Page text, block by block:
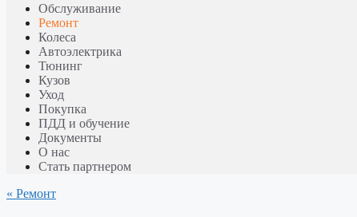
Обслуживание
Ремонт
Колеса
Автоэлектрика
Тюнинг
Кузов
Уход
Покупка
ПДД и обучение
Документы
О нас
Стать партнером
« Ремонт